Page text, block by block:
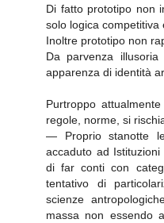
Di fatto prototipo non
solo logica competitiva
Inoltre prototipo non
Da parvenza
apparenza di identità
Purtroppo
regole, norme, si
— Proprio stanotte
accaduto ad
di far conti con
tentativo di
scienze
massa non essendo